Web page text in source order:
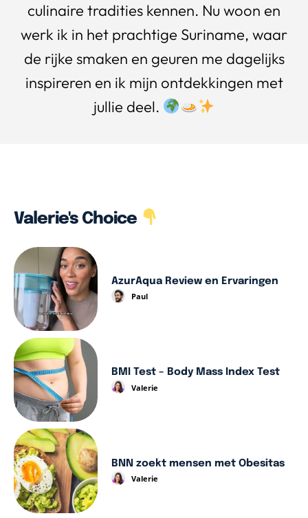
culinaire tradities kennen. Nu woon en
werk ik in het prachtige Suriname, waar
de rijke smaken en geuren me dagelijks
inspireren en ik mijn ontdekkingen met
jullie deel.
Valerie's Choice
AzurAqua Review en Ervaringen
Paul
BMI Test – Body Mass Index Test
Valerie
BNN zoekt mensen met Obesitas
Valerie